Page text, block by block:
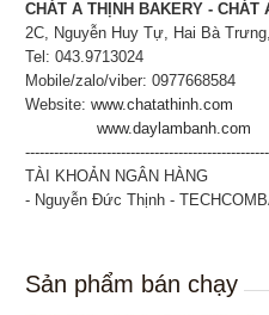
CHÁT A THỊNH BAKERY - CHÁT
2C, Nguyễn Huy Tự, Hai Bà
Tel: 043.9713024
Mobile/zalo/viber: 0977668584
Website:www.chatathinh.com
www.daylambanh.com
TÀI KHOẢN NGÂN HÀNG
- Nguyễn Đức Thịnh -
Sản phẩm bán chạy